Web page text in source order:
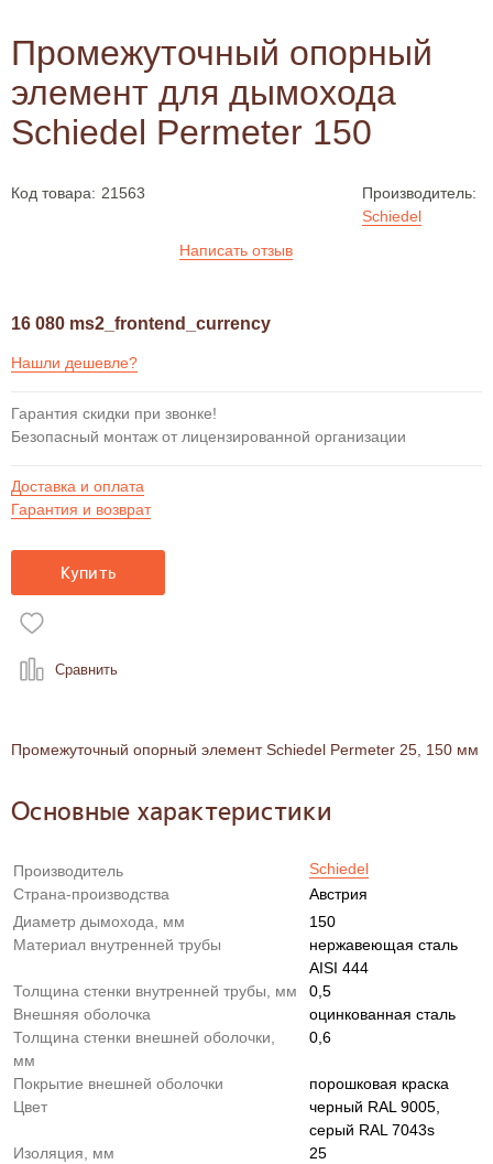
Промежуточный опорный
элемент для дымохода
Schiedel Permeter 150
Код товара: 21563
Производитель:
Schiedel
Написать отзыв
16 080 ms2_frontend_currency
Нашли дешевле?
Гарантия скидки при звонке!
Безопасный монтаж от лицензированной организации
Доставка и оплата
Гарантия и возврат
Купить
Сравнить
Промежуточный опорный элемент Schiedel Permeter 25, 150 мм
Основные характеристики
Производитель
Schiedel
Страна-производства
Австрия
Диаметр дымохода, мм
150
Материал внутренней трубы
нержавеющая сталь
AISI 444
Толщина стенки внутренней трубы, мм
0,5
Внешняя оболочка
оцинкованная сталь
Толщина стенки внешней оболочки,
мм
0,6
Покрытие внешней оболочки
порошковая краска
Цвет
черный RAL 9005,
серый RAL 7043s
Изоляция, мм
25